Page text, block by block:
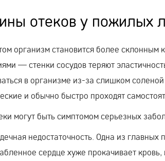
отеков у пожилых
организм становится более склонным
— стенки сосудов теряют
в организме из-за слишком
и обычно быстро проходят
могут быть симптомом серьезных
недостаточность. Одна из
сердце хуже прокачивает